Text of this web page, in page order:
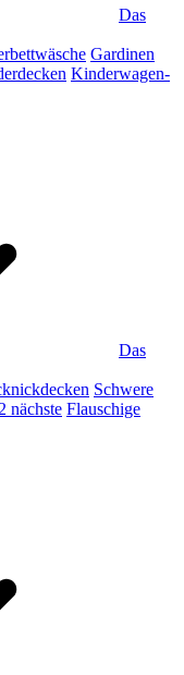
Das
Gardinen
Kinderwagen-
Das
Schwere
nächste Flauschige